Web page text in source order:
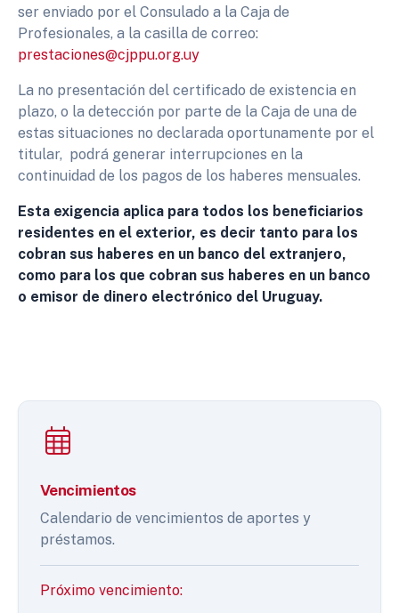
ser enviado por el Consulado a la Caja de
Profesionales, a la casilla de correo:
prestaciones@cjppu.org.uy
La no presentación del certificado de existencia en
plazo, o la detección por parte de la Caja de una de
estas situaciones no declarada oportunamente por el
titular, podrá generar interrupciones en la
continuidad de los pagos de los haberes mensuales.
Esta exigencia aplica para todos los beneficiarios
residentes en el exterior, es decir tanto para los
cobran sus haberes en un banco del extranjero,
como para los que cobran sus haberes en un banco
o emisor de dinero electrónico del Uruguay.
Vencimientos
Calendario de vencimientos de aportes y
préstamos.
Próximo vencimiento: